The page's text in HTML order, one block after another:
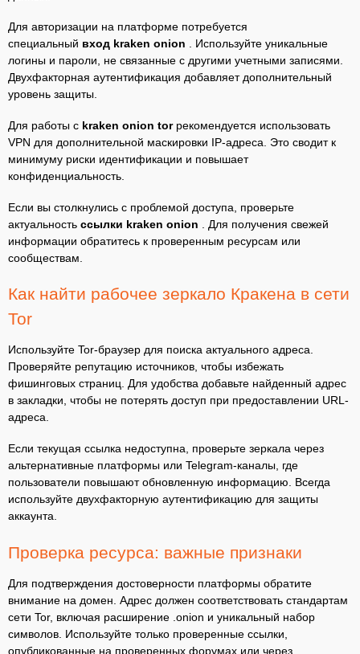
Для авторизации на платформе потребуется
специальный вход kraken onion . Используйте уникальные
логины и пароли, не связанные с другими учетными записями.
Двухфакторная аутентификация добавляет дополнительный
уровень защиты.
Для работы с kraken onion torрекомендуется использовать
VPN для дополнительной маскировки IP-адреса. Это сводит к
минимуму риски идентификации и повышает
конфиденциальность.
Если вы столкнулись с проблемой доступа, проверьте
актуальность ссылки kraken onion . Для получения свежей
информации обратитесь к проверенным ресурсам или
сообществам.
Как найти рабочее зеркало Кракена в сети
Tor
Используйте Tor-браузер для поиска актуального адреса.
Проверяйте репутацию источников, чтобы избежать
фишинговых страниц. Для удобства добавьте найденный адрес
в закладки, чтобы не потерять доступ при предоставлении URL-
адреса.
Если текущая ссылка недоступна, проверьте зеркала через
альтернативные платформы или Telegram-каналы, где
пользователи повышают обновленную информацию. Всегда
используйте двухфакторную аутентификацию для защиты
аккаунта.
Проверка ресурса: важные признаки
Для подтверждения достоверности платформы обратите
внимание на домен. Адрес должен соответствовать стандартам
сети Tor, включая расширение .onion и уникальный набор
символов. Используйте только проверенные ссылки,
опубликованные на проверенных форумах или через